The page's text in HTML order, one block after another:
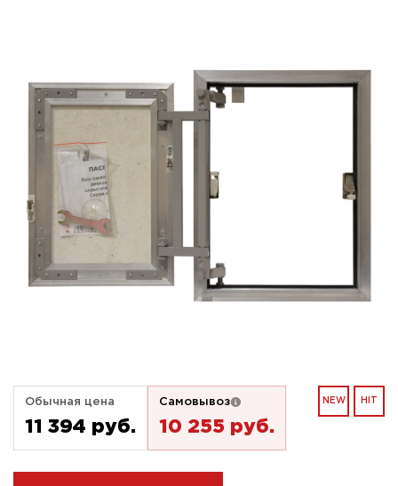
Обычная цена
11 394 pуб.
Самовывоз
10 255 pуб.
NEW HIT